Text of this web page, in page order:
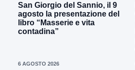
San Giorgio del Sannio, il 9
agosto la presentazione del
libro “Masserie e vita
contadina”
6 AGOSTO 2026